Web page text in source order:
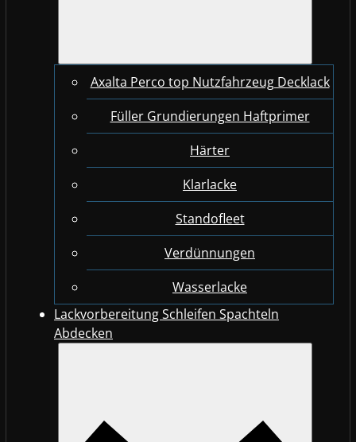
Axalta Perco top Nutzfahrzeug Decklack
Füller Grundierungen Haftprimer
Härter
Klarlacke
Standofleet
Verdünnungen
Wasserlacke
Lackvorbereitung Schleifen Spachteln
Abdecken